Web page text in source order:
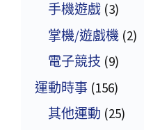
手機遊戲 (3)
掌機/遊戲機 (2)
電子競技 (9)
運動時事 (156)
其他運動 (25)